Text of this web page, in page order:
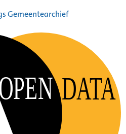
Gemeentearchief
DATA